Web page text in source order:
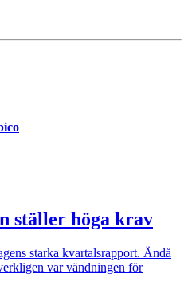
ställer höga krav
starka kvartalsrapport. Ändå
var vändningen för